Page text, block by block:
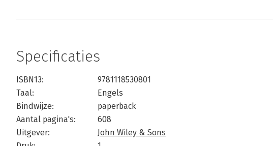
Specificaties
ISBN13:
9781118530801
Taal:
Engels
Bindwijze:
paperback
Aantal pagina's:
608
Uitgever:
John Wiley & Sons